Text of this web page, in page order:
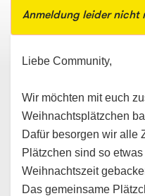
Anmeldung leider nicht
Liebe Community,
Wir möchten mit euch
Weihnachtsplätzchen
Dafür besorgen wir alle
Plätzchen sind so
Weihnachtszeit
Das gemeinsame